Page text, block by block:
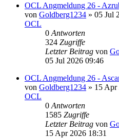
OCL Angmeldung 26 -
von Goldberg1234 » 05 Jul
OCL
0 Antworten
324 Zugriffe
Letzter Beitrag von
05 Jul 2026 09:46
OCL Angmeldung 26 -
von Goldberg1234 » 15 Apr
OCL
0 Antworten
1585 Zugriffe
Letzter Beitrag von
15 Apr 2026 18:31